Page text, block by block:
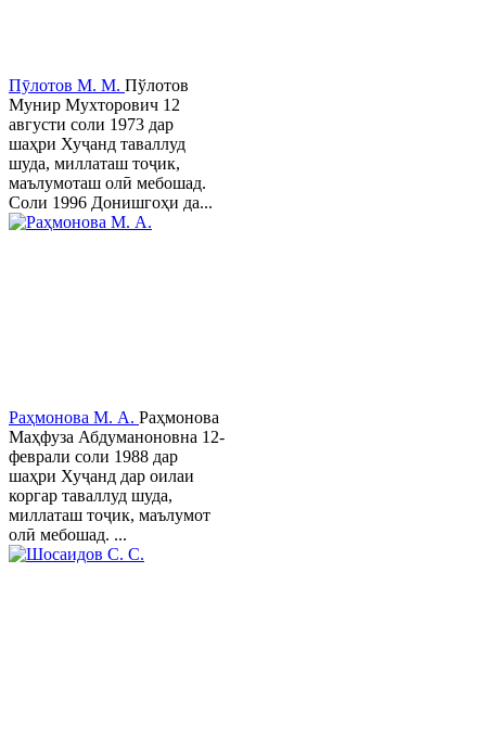
Пӯлотов М. М. Пўлотов
Мунир Мухторович 12
августи соли 1973 дар
шаҳри Хуҷанд таваллуд
шуда, миллаташ тоҷик,
маълумоташ олӣ мебошад.
Соли 1996 Донишгоҳи да...
Раҳмонова М. А. Раҳмонова
Маҳфуза Абдуманоновна 12-
феврали соли 1988 дар
шаҳри Хуҷанд дар оилаи
коргар таваллуд шуда,
миллаташ тоҷик, маълумот
олӣ мебошад. ...